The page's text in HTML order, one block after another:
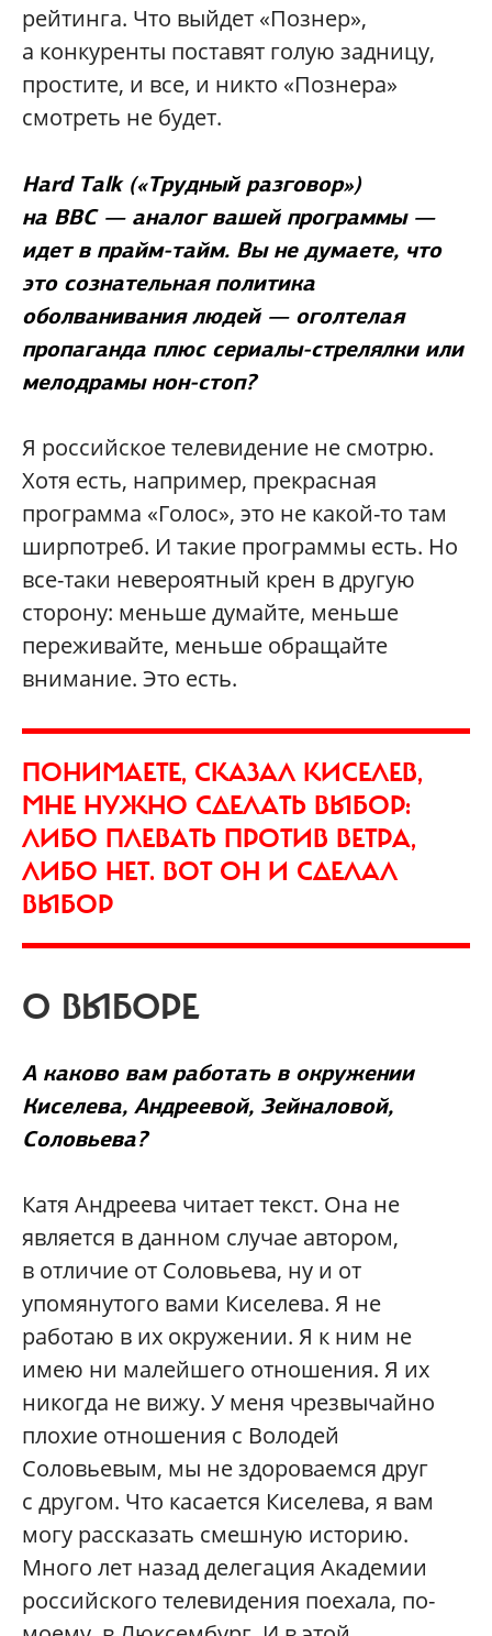
рейтинга. Что выйдет «Познер»,
а конкуренты поставят голую задницу,
простите, и все, и никто «Познера»
смотреть не будет.
Hard Talk («Трудный разговор»)
на BBC — аналог вашей программы —
идет в прайм-тайм. Вы не думаете, что
это сознательная политика
оболванивания людей — оголтелая
пропаганда плюс сериалы-стрелялки или
мелодрамы нон-стоп?
Я российское телевидение не смотрю.
Хотя есть, например, прекрасная
программа «Голос», это не какой-то там
ширпотреб. И такие программы есть. Но
все-таки невероятный крен в другую
сторону: меньше думайте, меньше
переживайте, меньше обращайте
внимание. Это есть.
ПОНИМАЕТЕ, СКАЗАЛ КИСЕЛЕВ,
МНЕ НУЖНО СДЕЛАТЬ ВЫБОР:
ЛИБО ПЛЕВАТЬ ПРОТИВ ВЕТРА,
ЛИБО НЕТ. ВОТ ОН И СДЕЛАЛ
ВЫБОР
О ВЫБОРЕ
А каково вам работать в окружении
Киселева, Андреевой, Зейналовой,
Соловьева?
Катя Андреева читает текст. Она не
является в данном случае автором,
в отличие от Соловьева, ну и от
упомянутого вами Киселева. Я не
работаю в их окружении. Я к ним не
имею ни малейшего отношения. Я их
никогда не вижу. У меня чрезвычайно
плохие отношения с Володей
Соловьевым, мы не здороваемся друг
с другом. Что касается Киселева, я вам
могу рассказать смешную историю.
Много лет назад делегация Академии
российского телевидения поехала, по-